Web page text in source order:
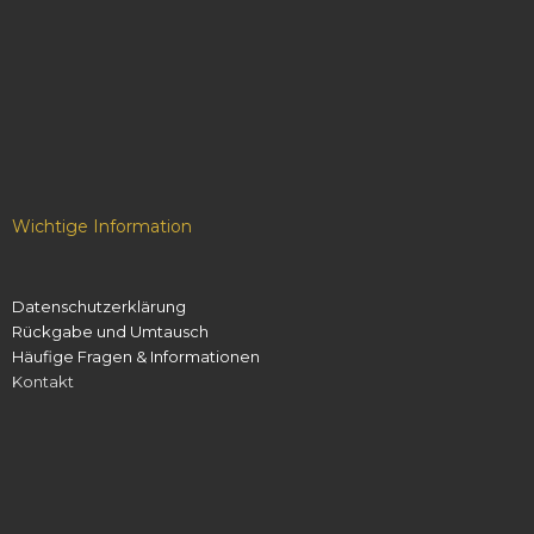
Wichtige Information
Datenschutzerklärung
Rückgabe und Umtausch
Häufige Fragen & Informationen
Kontakt